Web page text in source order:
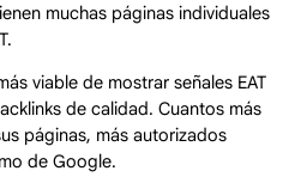
muchas páginas individuales
viable de mostrar señales EAT
de calidad. Cuantos más
páginas, más autorizados
de Google.